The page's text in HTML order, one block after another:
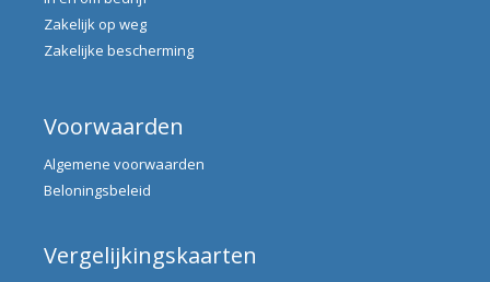
Zakelijk op weg
Zakelijke bescherming
Voorwaarden
Algemene voorwaarden
Beloningsbeleid
Vergelijkingskaarten